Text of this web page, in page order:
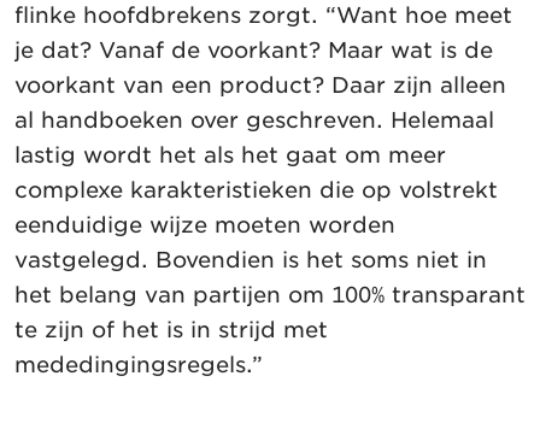
flinke hoofdbrekens zorgt. “Want hoe meet
je dat? Vanaf de voorkant? Maar wat is de
voorkant van een product? Daar zijn alleen
al handboeken over geschreven. Helemaal
lastig wordt het als het gaat om meer
complexe karakteristieken die op volstrekt
eenduidige wijze moeten worden
vastgelegd. Bovendien is het soms niet in
het belang van partijen om 100% transparant
te zijn of het is in strijd met
mededingingsregels.”